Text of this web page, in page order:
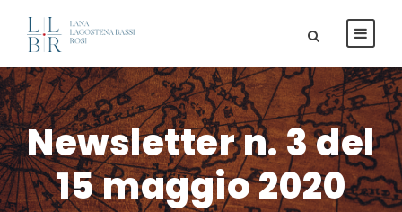
Newsletter n. 3 del
15 maggio 2020